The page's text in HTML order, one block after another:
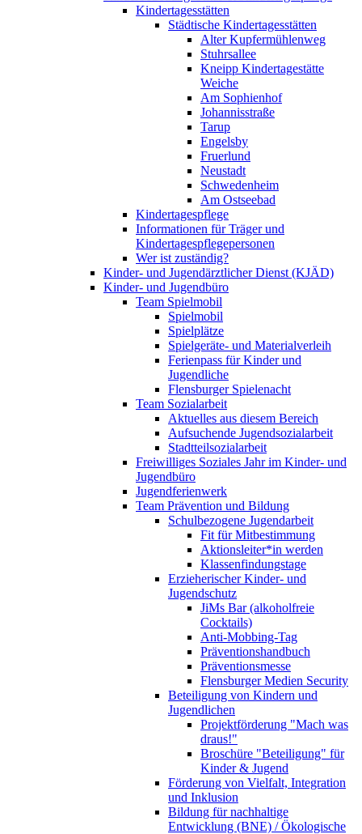
Kindertagesstätten
Städtische Kindertagesstätten
Alter Kupfermühlenweg
Stuhrsallee
Kneipp Kindertagestätte
Weiche
Am Sophienhof
Johannisstraße
Tarup
Engelsby
Fruerlund
Neustadt
Schwedenheim
Am Ostseebad
Kindertagespflege
Informationen für Träger und
Kindertagespflegepersonen
Wer ist zuständig?
Kinder- und Jugendärztlicher Dienst (KJÄD)
Kinder- und Jugendbüro
Team Spielmobil
Spielmobil
Spielplätze
Spielgeräte- und Materialverleih
Ferienpass für Kinder und
Jugendliche
Flensburger Spielenacht
Team Sozialarbeit
Aktuelles aus diesem Bereich
Aufsuchende Jugendsozialarbeit
Stadtteilsozialarbeit
Freiwilliges Soziales Jahr im Kinder- und
Jugendbüro
Jugendferienwerk
Team Prävention und Bildung
Schulbezogene Jugendarbeit
Fit für Mitbestimmung
Aktionsleiter*in werden
Klassenfindungstage
Erzieherischer Kinder- und
Jugendschutz
JiMs Bar (alkoholfreie
Cocktails)
Anti-Mobbing-Tag
Präventionshandbuch
Präventionsmesse
Flensburger Medien Security
Beteiligung von Kindern und
Jugendlichen
Projektförderung "Mach was
draus!"
Broschüre "Beteiligung" für
Kinder & Jugend
Förderung von Vielfalt, Integration
und Inklusion
Bildung für nachhaltige
Entwicklung (BNE) / Ökologische